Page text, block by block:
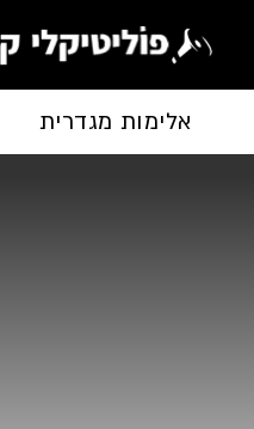
אלימות מגדרית